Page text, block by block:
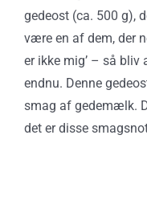
gedeost (ca. 500 g),
være en af dem, der
er ikke mig’ – så
endnu. Denne
smag af gedemælk.
det er disse